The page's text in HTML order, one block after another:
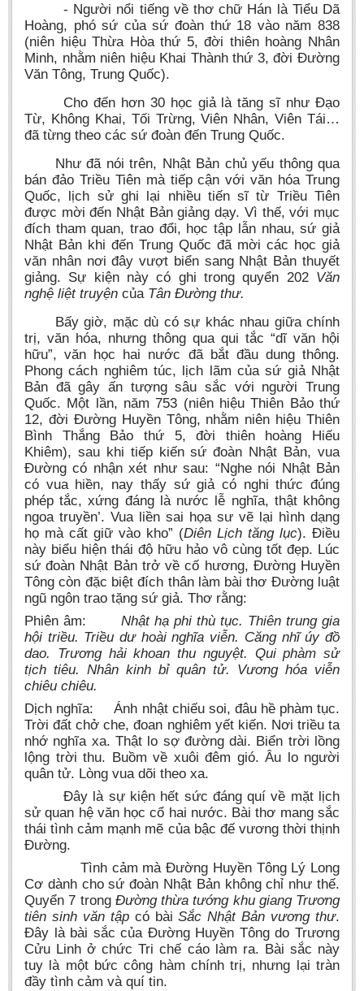
- Người nổi tiếng về thơ chữ Hán là Tiểu Dã
Hoàng, phó sứ của sứ đoàn thứ 18 vào năm 838
(niên hiệu Thừa Hòa thứ 5, đời thiên hoàng Nhân
Minh, nhằm niên hiệu Khai Thành thứ 3, đời Đường
Văn Tông, Trung Quốc).
Cho đến hơn 30 học giả là tăng sĩ như Đạo
Từ, Không Khai, Tối Trừng, Viên Nhân, Viên Tái…
đã từng theo các sứ đoàn đến Trung Quốc.
Như đã nói trên, Nhật Bản chủ yếu thông qua
bán đảo Triều Tiên mà tiếp cận với văn hóa Trung
Quốc, lịch sử ghi lại nhiều tiến sĩ từ Triều Tiên
được mời đến Nhật Bản giảng dạy. Vì thế, với mục
đích tham quan, trao đổi, học tập lẫn nhau, sứ giả
Nhật Bản khi đến Trung Quốc đã mời các học giả
văn nhân nơi đây vượt biển sang Nhật Bản thuyết
giảng. Sự kiện này có ghi trong quyển 202 Văn
nghệ liệt truyện của Tân Đường thư.
Bấy giờ, mặc dù có sự khác nhau giữa chính
trị, văn hóa, nhưng thông qua qui tắc “dĩ văn hội
hữu”, văn học hai nước đã bắt đầu dung thông.
Phong cách nghiêm túc, lịch lãm của sứ giả Nhật
Bản đã gây ấn tượng sâu sắc với người Trung
Quốc. Một lần, năm 753 (niên hiệu Thiên Bảo thứ
12, đời Đường Huyền Tông, nhằm niên hiệu Thiên
Bình Thắng Bảo thứ 5, đời thiên hoàng Hiếu
Khiêm), sau khi tiếp kiến sứ đoàn Nhật Bản, vua
Đường có nhận xét như sau: “Nghe nói Nhật Bản
có vua hiền, nay thấy sứ giả có nghi thức đúng
phép tắc, xứng đáng là nước lễ nghĩa, thật không
ngoa truyền’. Vua liền sai họa sư vẽ lại hình dạng
họ mà cất giữ vào kho” (Diên Lịch tăng lục). Điều
này biểu hiện thái độ hữu hảo vô cùng tốt đẹp. Lúc
sứ đoàn Nhật Bản trở về cố hương, Đường Huyền
Tông còn đặc biệt đích thân làm bài thơ Đường luật
ngũ ngôn trao tặng sứ giả. Thơ rằng:
Phiên âm: Nhật hạ phi thù tục. Thiên trung gia
hội triều. Triều dư hoài nghĩa viễn. Căng nhĩ úy đồ
dao. Trương hải khoan thu nguyệt. Qui phàm sử
tịch tiêu. Nhân kinh bỉ quân tử. Vương hóa viễn
chiêu chiêu.
Dịch nghĩa: Ánh nhật chiếu soi, đâu hề phàm tục.
Trời đất chở che, đoan nghiêm yết kiến. Nơi triều ta
nhớ nghĩa xa. Thật lo sợ đường dài. Biển trời lồng
lộng trời thu. Buồm về xuôi đêm gió. Âu lo người
quân tử. Lòng vua dõi theo xa.
Đây là sự kiện hết sức đáng quí về mặt lịch
sử quan hệ văn học cổ hai nước. Bài thơ mang sắc
thái tình cảm mạnh mẽ của bậc đế vương thời thịnh
Đường.
Tình cảm mà Đường Huyền Tông Lý Long
Cơ dành cho sứ đoàn Nhật Bản không chỉ như thế.
Quyển 7 trong Đường thừa tướng khu giang Trương
tiên sinh văn tậpcó bàiSắc Nhật Bản vương thư.
Đây là bài sắc của Đường Huyền Tông do Trương
Cửu Linh ở chức Tri chế cáo làm ra. Bài sắc này
tuy là một bức công hàm chính trị, nhưng lại tràn
đầy tình cảm và quí tin.